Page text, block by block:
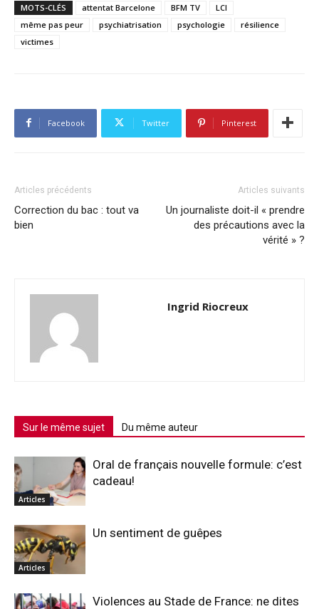
MOTS-CLÉS attentat Barcelone BFM TV
LCI
même pas peur
psychiatrisation psychologie
résilience
victimes
Facebook Twitter Pinterest
Articles précédents
Correction du bac : tout va
bien
Articles suivants
Un journaliste doit-il « prendre
des précautions avec la
vérité » ?
Ingrid Riocreux
Sur le même sujet Du même auteur
Articles
Oral de français nouvelle formule: c’est
cadeau!
Articles
Un sentiment de guêpes
Violences au Stade de France: ne dites